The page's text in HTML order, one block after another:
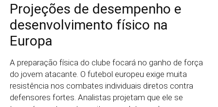
Projeções de desempenho e
desenvolvimento físico na
Europa
A preparação física do clube focará no ganho de força
do jovem atacante. O futebol europeu exige muita
resistência nos combates individuais diretos contra
defensores fortes. Analistas projetam que ele se